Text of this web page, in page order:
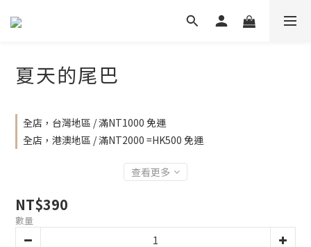
夏天的尾巴
全店，台灣地區 / 滿NT1000 免運
全店，港澳地區 / 滿NT2000 =HK500 免運
查看更多
NT$390
數量